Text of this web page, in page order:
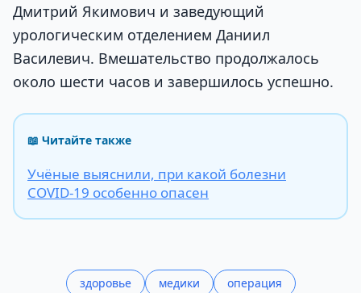
Дмитрий Якимович и заведующий
урологическим отделением Даниил
Василевич. Вмешательство продолжалось
около шести часов и завершилось успешно.
📖 Читайте также
Учёные выяснили, при какой болезни
COVID-19 особенно опасен
здоровье медики
операция